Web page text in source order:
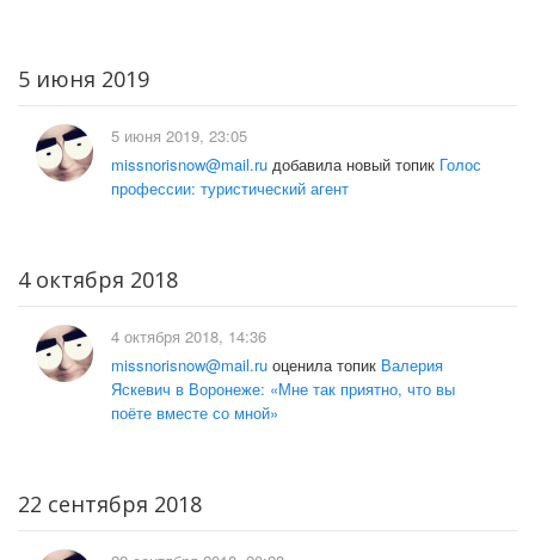
5 июня 2019
5 июня 2019, 23:05
missnorisnow@mail.ru добавила новый топик Голос
профессии: туристический агент
4 октября 2018
4 октября 2018, 14:36
missnorisnow@mail.ru оценила топик Валерия
Яскевич в Воронеже: «Мне так приятно, что вы
поёте вместе со мной»
22 сентября 2018